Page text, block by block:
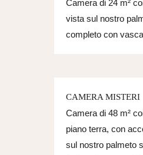
Camera di 24 m²
vista sul nostro
completo con
CAMERA MISTERI
Camera di 48 m²
piano terra, con
sul nostro palmeto